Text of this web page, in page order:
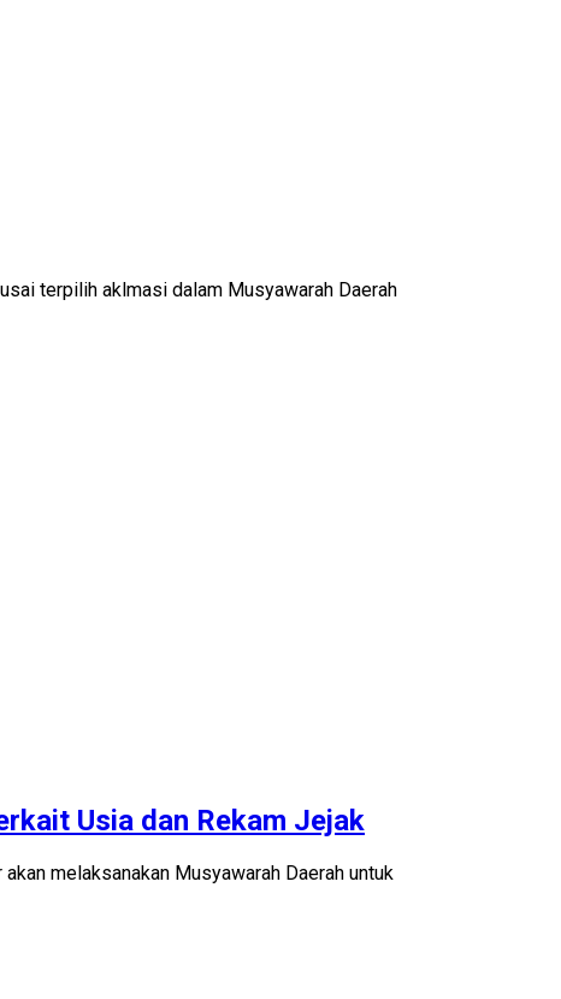
terpilih aklmasi dalam Musyawarah Daerah
Usia dan Rekam Jejak
melaksanakan Musyawarah Daerah untuk